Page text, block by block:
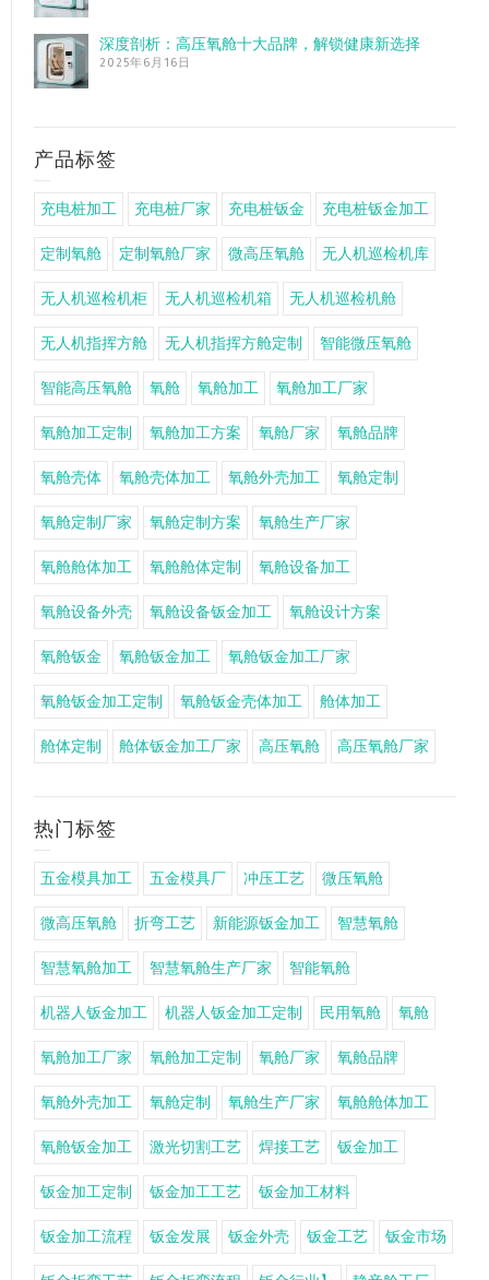
深度剖析：高压氧舱十大品牌，解锁健康新选择
2025年6月16日
产品标签
充电桩加工 充电桩厂家 充电桩钣金 充电桩钣金加工
定制氧舱 定制氧舱厂家 微高压氧舱 无人机巡检机库
无人机巡检机柜 无人机巡检机箱 无人机巡检机舱
无人机指挥方舱 无人机指挥方舱定制 智能微压氧舱
智能高压氧舱 氧舱 氧舱加工 氧舱加工厂家
氧舱加工定制 氧舱加工方案 氧舱厂家 氧舱品牌
氧舱壳体 氧舱壳体加工 氧舱外壳加工 氧舱定制
氧舱定制厂家 氧舱定制方案 氧舱生产厂家
氧舱舱体加工 氧舱舱体定制 氧舱设备加工
氧舱设备外壳 氧舱设备钣金加工 氧舱设计方案
氧舱钣金 氧舱钣金加工 氧舱钣金加工厂家
氧舱钣金加工定制 氧舱钣金壳体加工 舱体加工
舱体定制 舱体钣金加工厂家 高压氧舱 高压氧舱厂家
热门标签
五金模具加工 五金模具厂 冲压工艺 微压氧舱
微高压氧舱 折弯工艺 新能源钣金加工 智慧氧舱
智慧氧舱加工 智慧氧舱生产厂家 智能氧舱
机器人钣金加工 机器人钣金加工定制 民用氧舱 氧舱
氧舱加工厂家 氧舱加工定制 氧舱厂家 氧舱品牌
氧舱外壳加工 氧舱定制 氧舱生产厂家 氧舱舱体加工
氧舱钣金加工 激光切割工艺 焊接工艺 钣金加工
钣金加工定制 钣金加工工艺 钣金加工材料
钣金加工流程 钣金发展 钣金外壳 钣金工艺 钣金市场